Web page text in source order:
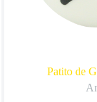
Patito de